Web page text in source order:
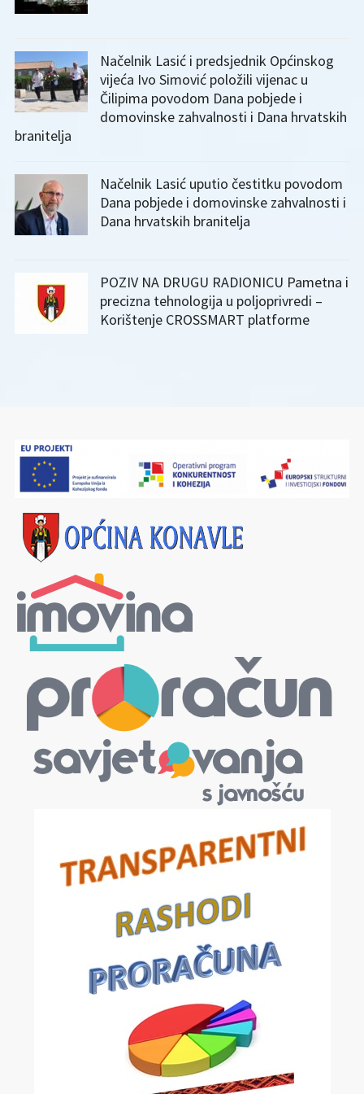
Načelnik Lasić i predsjednik Općinskog
vijeća Ivo Simović položili vijenac u
Čilipima povodom Dana pobjede i
domovinske zahvalnosti i Dana hrvatskih
branitelja
Načelnik Lasić uputio čestitku povodom
Dana pobjede i domovinske zahvalnosti i
Dana hrvatskih branitelja
POZIV NA DRUGU RADIONICU Pametna i
precizna tehnologija u poljoprivredi –
Korištenje CROSSMART platforme